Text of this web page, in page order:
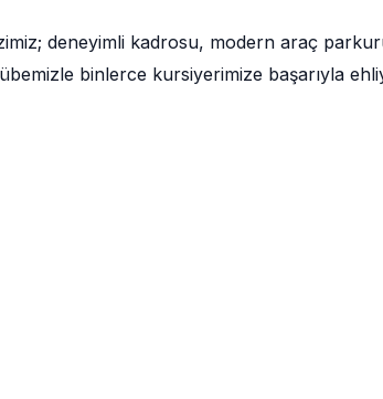
deneyimli kadrosu, modern araç
binlerce kursiyerimize başarıyla